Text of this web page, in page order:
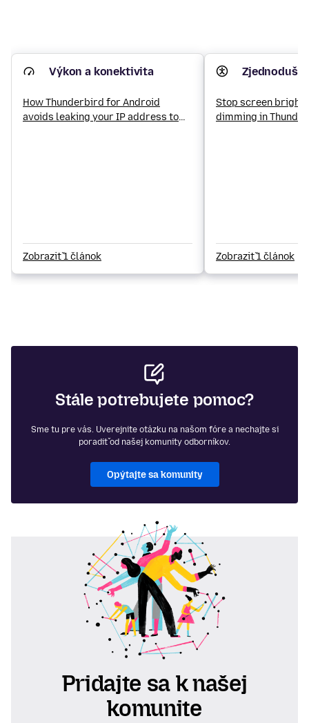
Výkon a konektivita
How Thunderbird for Android
avoids leaking your IP address to
Zobraziť 1 článok
Stop screen
dimming in
Zobraziť 1 článok
Stále potrebujete pomoc?
Sme tu pre vás. Uverejnite otázku na našom fóre a nechajte si
poradiť od našej komunity odborníkov.
Opýtajte sa komunity
Pridajte sa k našej
komunite